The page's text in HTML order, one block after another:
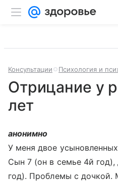
Консультации Психология и
Отрицание у
лет
анонимно
У меня двое
Сын 7 (он в семье 4й
год). Проблемы с дочкой.